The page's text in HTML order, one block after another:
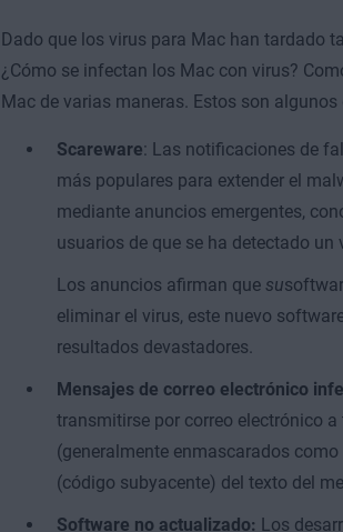
Dado que los virus para Mac han tardado
¿Cómo se infectan los Mac con virus?
Mac de varias maneras. Estos son
Scareware: Las notificaciones de
más populares para extender el
mediante anuncios emergentes,
usuarios de que se ha detectado un
Los anuncios afirman que su
eliminar el virus, este nuevo
resultados devastadores.
Mensajes de correo electrónico
transmitirse por correo electrónico
(generalmente enmascarados
(código subyacente) del texto del
Software no actualizado: Los